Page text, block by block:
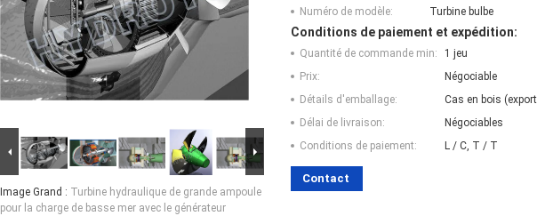
Image Grand : Turbine hydraulique de grande ampoule
pour la charge de basse mer avec le générateur
Numéro de modèle:
Turbine bulbe
Conditions de paiement et expédition:
Quantité de commande min:
1 jeu
Prix:
Négociable
Détails d'emballage:
Cas en bois
Délai de livraison:
Négociables
Conditions de paiement:
L / C, T / T
Contact